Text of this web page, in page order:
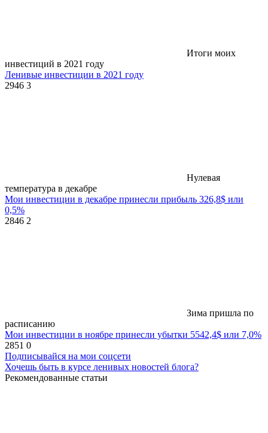
Итоги моих
инвестиций в 2021 году
Ленивые инвестиции в 2021 году
2946 3
Нулевая
температура в декабре
Мои инвестиции в декабре принесли прибыль 326,8$ или
0,5%
2846 2
Зима пришла по
расписанию
Мои инвестиции в ноябре принесли убытки 5542,4$ или 7,0%
2851 0
Подписывайся на мои соцсети
Хочешь быть в курсе ленивых новостей блога?
Рекомендованные статьи